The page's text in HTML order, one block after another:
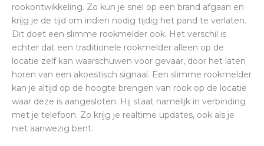
rookontwikkeling. Zo kun je snel op een brand afgaan en
krijg je de tijd om indien nodig tijdig het pand te verlaten.
Dit doet een slimme rookmelder ook. Het verschil is
echter dat een traditionele rookmelder alleen op de
locatie zelf kan waarschuwen voor gevaar, door het laten
horen van een akoestisch signaal. Een slimme rookmelder
kan je altijd op de hoogte brengen van rook op de locatie
waar deze is aangesloten. Hij staat namelijk in verbinding
met je telefoon. Zo krijg je realtime updates, ook als je
niet aanwezig bent.